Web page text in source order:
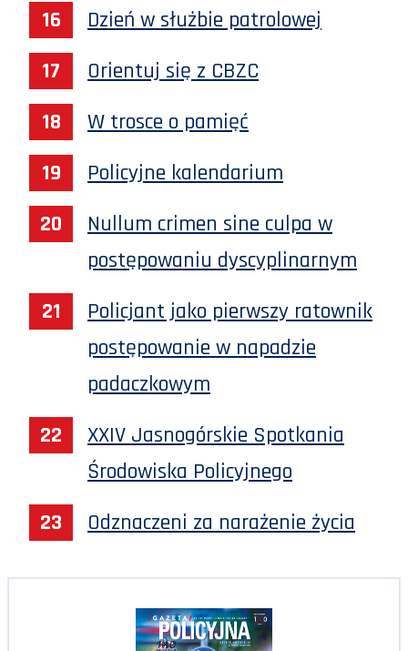
Dzień w służbie patrolowej
Orientuj się z CBZC
W trosce o pamięć
Policyjne kalendarium
Nullum crimen sine culpa w
postępowaniu dyscyplinarnym
Policjant jako pierwszy ratownik
postępowanie w napadzie
padaczkowym
XXIV Jasnogórskie Spotkania
Środowiska Policyjnego
Odznaczeni za narażenie życia